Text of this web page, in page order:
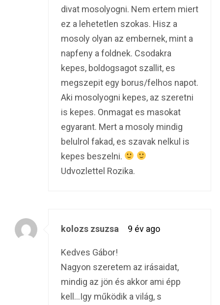
divat mosolyogni. Nem ertem miert
ez a lehetetlen szokas. Hisz a
mosoly olyan az embernek, mint a
napfeny a foldnek. Csodakra
kepes, boldogsagot szallit, es
megszepit egy borus/felhos napot.
Aki mosolyogni kepes, az szeretni
is kepes. Onmagat es masokat
egyarant. Mert a mosoly mindig
belulrol fakad, es szavak nelkul is
kepes beszelni.
Udvozlettel Rozika.
kolozs zsuzsa 9 év ago
Kedves Gábor!
Nagyon szeretem az irásaidat,
mindig az jön és akkor ami épp
kell…Igy működik a világ, s